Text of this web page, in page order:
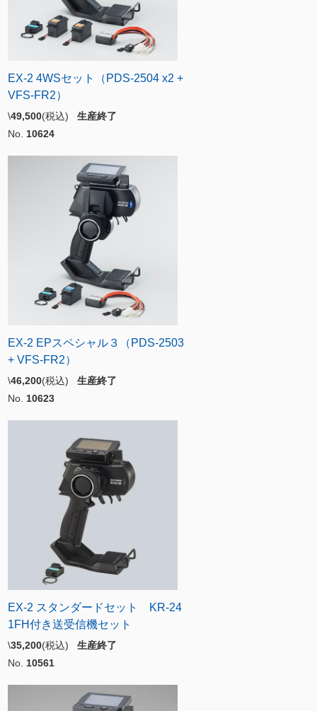
EX-2 4WSセット（PDS-2504 x2 +
VFS-FR2）
\49,500(税込) 生産終了
No. 10624
EX-2 EPスペシャル３（PDS-2503
+ VFS-FR2）
\46,200(税込) 生産終了
No. 10623
EX-2 スタンダードセット KR-24
1FH付き送受信機セット
\35,200(税込) 生産終了
No. 10561